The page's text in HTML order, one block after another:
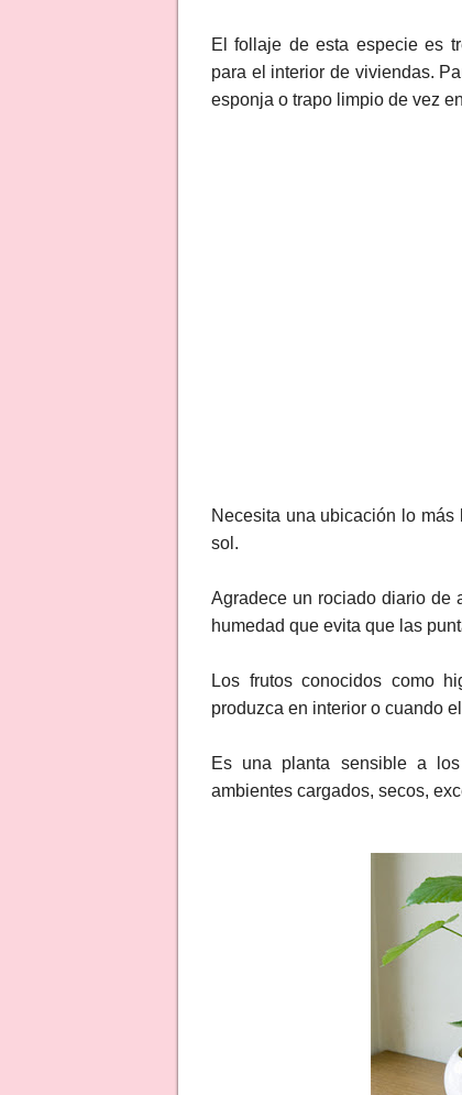
El follaje de esta especie es
para el interior de viviendas.
esponja o trapo limpio de vez
Necesita una ubicación lo
sol.
Agradece un rociado diario de
humedad que evita que las
Los frutos conocidos como
produzca en interior o cuando
Es una planta sensible a
ambientes cargados, secos,